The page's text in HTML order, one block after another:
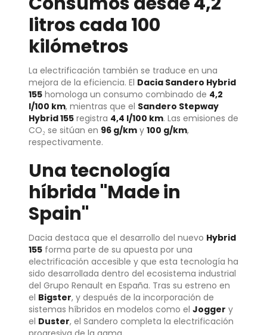
litros cada 100
kilómetros
La electrificación también se traduce en una
mejora de la eficiencia. El Dacia Sandero Hybrid
155 homologa un consumo combinado de 4,2
l/100 km, mientras que el Sandero Stepway
Hybrid 155 registra 4,4 l/100 km. Las emisiones de
CO₂ se sitúan en 96 g/km y 100 g/km,
respectivamente.
Una tecnología
híbrida "Made in
Spain"
Dacia destaca que el desarrollo del nuevo Hybrid
155 forma parte de su apuesta por una
electrificación accesible y que esta tecnología ha
sido desarrollada dentro del ecosistema industrial
del Grupo Renault en España. Tras su estreno en
el Bigster, y después de la incorporación de
sistemas híbridos en modelos como el Jogger y
el Duster, el Sandero completa la electrificación